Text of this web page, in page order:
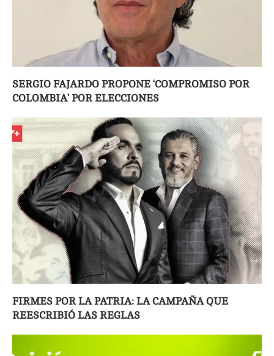
SERGIO FAJARDO PROPONE ‘COMPROMISO POR
COLOMBIA’ POR ELECCIONES
FIRMES POR LA PATRIA: LA CAMPAÑA QUE
REESCRIBIÓ LAS REGLAS